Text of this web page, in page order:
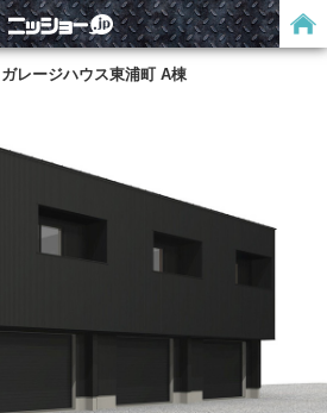
ガレージハウス東浦町 A棟